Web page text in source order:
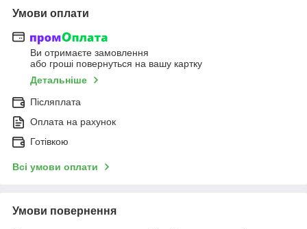
Умови оплати
Ви отримаєте замовлення
або гроші повернуться на вашу картку
Детальніше
Післяплата
Оплата на рахунок
Готівкою
Всі умови оплати
Умови повернення